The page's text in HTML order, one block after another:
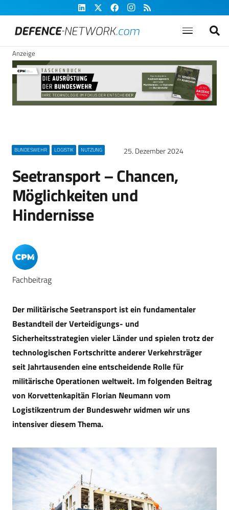
Anzeige
BUNDESWEHR LOGISTIK NUTZUNG 25. Dezember 2024
Seetransport – Chancen,
Möglichkeiten und
Hindernisse
Fachbeitrag
Der militärische Seetransport ist ein fundamentaler
Bestandteil der Verteidigungs- und
Sicherheitsstrategien vieler Länder und spielen trotz der
technologischen Fortschritte anderer Verkehrsträger
seit Jahrtausenden eine entscheidende Rolle für
militärische Operationen weltweit. Im folgenden Beitrag
von Korvettenkapitän Florian Neumann vom
Logistikzentrum der Bundeswehr widmen wir uns
intensiver diesem Thema.